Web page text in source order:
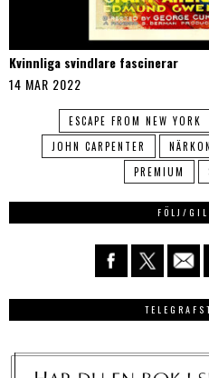
Kvinnliga svindlare fascinerar
14 MAR 2022
ESCAPE FROM NEW YORK
JOHN CARPENTER
PREMIUM
FÖLJ/